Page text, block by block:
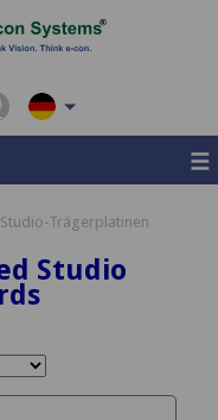
Trägerplatinen
Studio